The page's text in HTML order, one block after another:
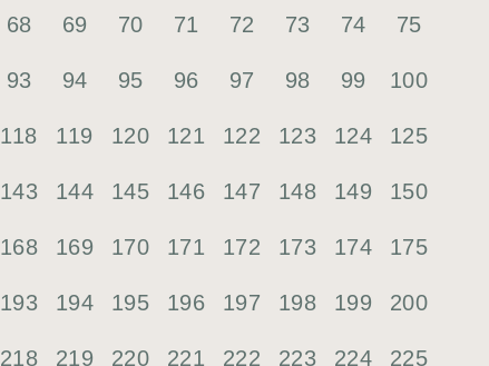
68 69 70 71 72 73 74 75
93 94 95 96 97 98 99 100
118 119 120 121 122 123 124 125
143 144 145 146 147 148 149 150
168 169 170 171 172 173 174 175
193 194 195 196 197 198 199 200
218 219 220 221 222 223 224 225